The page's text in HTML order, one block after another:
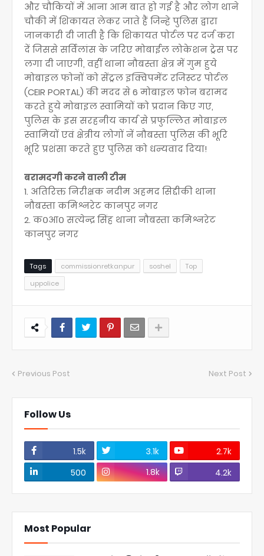
और चौकियों में आना आम बात हो गई है और लोग थाने
चौकी में शिकायत लेकर जाते हैं जिन्हे पुलिस द्वारा
जानकारी दी जाती है कि शिकायत पोर्टल पर दर्ज करा
दें जिससे सर्विलांस के जरिए मोबाईल लोकेशन ट्रेस पर
लगा दी जाएगी, वहीं थाना नौबस्ता क्षेत्र में गुम हुये
मोबाइल फोनों को सेंट्रल इक्विपमेंट रजिस्टर पोर्टल
(CEIR PORTAL) की मदद से 6 मोबाइल फोन बरामद
करते हुये मोबाइल स्वामियों को प्रदान किए गए,
पुलिस के इस सरहनीय कार्य से प्रफुल्लित मोबाइल
स्वामियों एवं क्षेत्रीय लोगों नें नौबस्ता पुलिस की भूरि
भूरि प्रशंसा करते हुए पुलिस को धन्यवाद दिया!
बरामदगी करने वाली टीम
1. अतिरिक्त निरीक्षक नदीम अहमद सिद्दीकी थाना
नौबस्ता कमिश्नरेट कानपुर नगर
2. क०आ० सत्येन्द्र सिंह थाना नौबस्ता कमिश्नरेट
कानपुर नगर
Tags commissionretkanpur soshel
Top
uppolice
Previous Post Next Post
Follow Us
1.5k 3.1k
2.7k
500
1.8k 4.2k
Most Popular